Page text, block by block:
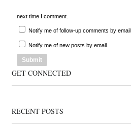
next time I comment.
Notify me of follow-up comments by email.
Notify me of new posts by email.
GET CONNECTED
RECENT POSTS